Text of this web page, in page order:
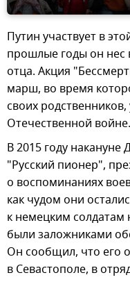
Путин участвует в
прошлые годы он нес
отца. Акция
марш, во время
своих
Отечественной войне.
В 2015 году
"Русский пионер",
о воспоминаниях
как чудом они
к немецким солдатам
были заложниками
Он сообщил, что его
в Севастополе, в